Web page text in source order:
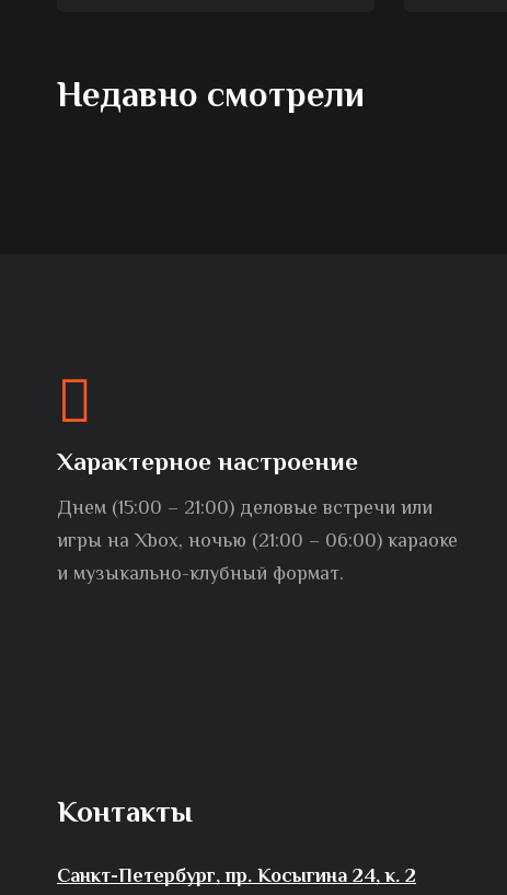
Недавно смотрели
Характерное настроение
Днем (15:00 – 21:00) деловые встречи или
игры на Xbox, ночью (21:00 – 06:00) караоке
и музыкально-клубный формат.
Контакты
Санкт-Петербург, пр. Косыгина 24, к. 2